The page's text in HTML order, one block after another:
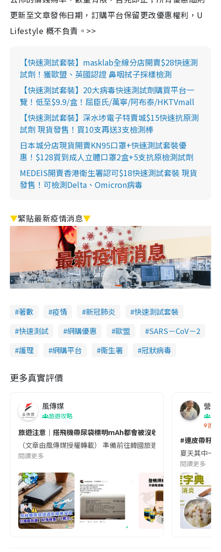
更新至文章發佈日期，訂購平台保留更改優惠權利，U
Lifestyle 概不負責。>>
【快速測試套裝】masklab全線分店開賣$28快速測
試劑！獲歐盟、英國認證 鼻咽拭子採樣檢測
【快速測試套裝】20大病毒快速測試劑購買平台一
覽！低至$9.9/盒！屈臣氏/萬寧/阿布泰/HKTVmall
【快速測試套裝】深水埗電子特賣城$15快速抗原測
試劑 現貨發售！買10支再送3支檢測棒
日本城分店現貨開賣KN95口罩+快速測試套裝優
惠！$128買到成人立體口罩2盒+5支抗原檢測試劑
MEDEIS開賣香港衛生署認可$18快速測試套裝 現貨
發售！可檢測Delta、Omicron病毒
▼緊貼最新疫情消息▼
著數 疫情 新冠肺炎
快速測試套裝
快速測試
網購優惠 歐盟
SARS－CoV－2
護理
網購平台 衞生署 冠狀病毒
更多真實評價
風傳媒
旅遊攻略
旅遊注意｜搭飛機帶尿袋標明mAh都會被沒收😱出發前切記檢查
（文章由風傳媒授權轉載） 準備前往韓國旅遊的民眾，近期要
閱讀更多
營養
香港
#連皮帶籽
夏天其中一
閱讀更多